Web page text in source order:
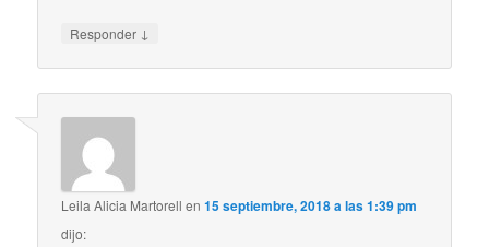
Responder ↓
Leila Alicia Martorell en15 septiembre, 2018 a las 1:39 pm
dijo: